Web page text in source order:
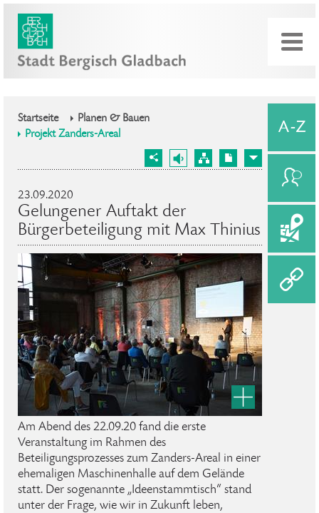
Startseite
Planen & Bauen
Projekt Zanders-Areal
23.09.2020
Gelungener Auftakt der
Bürgerbeteiligung mit Max Thinius
Am Abend des 22.09.20 fand die erste
Veranstaltung im Rahmen des
Beteiligungsprozesses zum Zanders-Areal in einer
ehemaligen Maschinenhalle auf dem Gelände
statt. Der sogenannte „Ideenstammtisch“ stand
unter der Frage, wie wir in Zukunft leben,